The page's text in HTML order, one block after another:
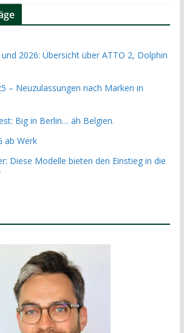
2026: Übersicht über ATTO 2, Dolphin
– Neuzulassungen nach Marken in
Big in Berlin… äh Belgien.
ab Werk
Diese Modelle bieten den Einstieg in die